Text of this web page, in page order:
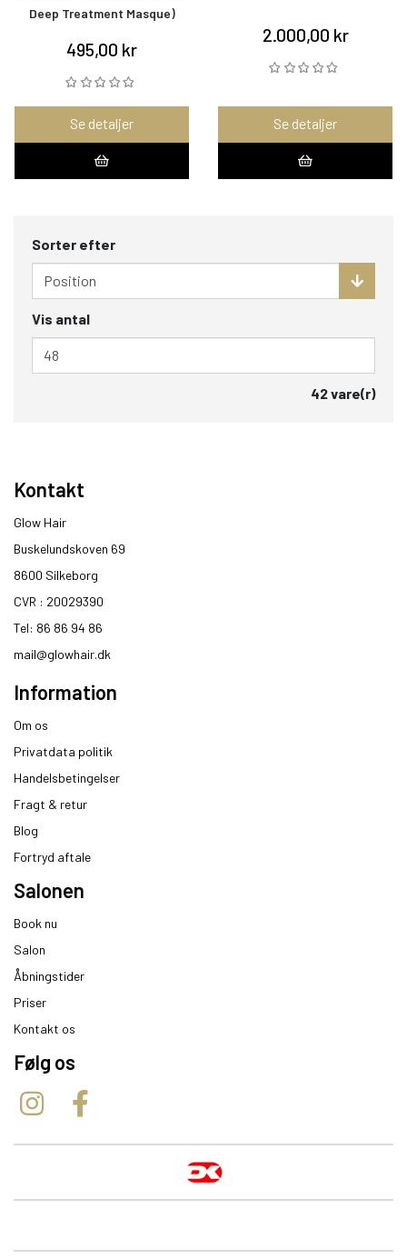
Deep Treatment Masque)
495,00 kr
Se detaljer
2.000,00 kr
Se detaljer
Sorter efter
Vis antal
42 vare(r)
Kontakt
Glow Hair
Buskelundskoven 69
8600 Silkeborg​
CVR : 20029390​
Tel: 86 86 94 86
mail@glowhair.dk
Information
Om os
Privatdata politik
Handelsbetingelser
Fragt & retur
Blog
Fortryd aftale
Salonen
Book nu
Salon
Åbningstider
Priser
Kontakt os
Følg os